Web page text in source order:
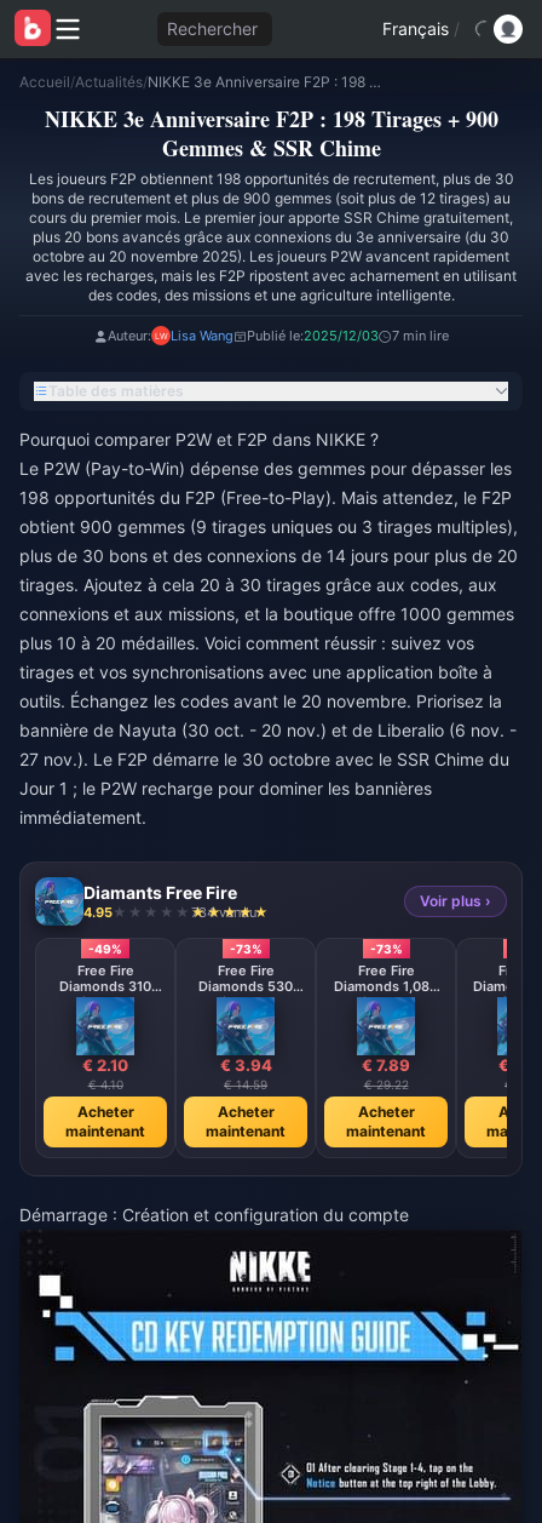
Rechercher Français /
Accueil/Actualités/ NIKKE 3e Anniversaire F2P : 198 Tirages + 900 Gemmes & SSR Chime
NIKKE 3e Anniversaire F2P : 198 Tirages + 900
Gemmes & SSR Chime
Les joueurs F2P obtiennent 198 opportunités de recrutement, plus de 30
bons de recrutement et plus de 900 gemmes (soit plus de 12 tirages) au
cours du premier mois. Le premier jour apporte SSR Chime gratuitement,
plus 20 bons avancés grâce aux connexions du 3e anniversaire (du 30
octobre au 20 novembre 2025). Les joueurs P2W avancent rapidement
avec les recharges, mais les F2P ripostent avec acharnement en utilisant
des codes, des missions et une agriculture intelligente.
Auteur: Lisa Wang Publié le:2025/12/03 7 min lire
Table des matières
Pourquoi comparer P2W et F2P dans NIKKE ?
Le P2W (Pay-to-Win) dépense des gemmes pour dépasser les
198 opportunités du F2P (Free-to-Play). Mais attendez, le F2P
obtient 900 gemmes (9 tirages uniques ou 3 tirages multiples),
plus de 30 bons et des connexions de 14 jours pour plus de 20
tirages. Ajoutez à cela 20 à 30 tirages grâce aux codes, aux
connexions et aux missions, et la boutique offre 1000 gemmes
plus 10 à 20 médailles. Voici comment réussir : suivez vos
tirages et vos synchronisations avec une application boîte à
outils. Échangez les codes avant le 20 novembre. Priorisez la
bannière de Nayuta (30 oct. - 20 nov.) et de Liberalio (6 nov. -
27 nov.). Le F2P démarre le 30 octobre avec le SSR Chime du
Jour 1 ; le P2W recharge pour dominer les bannières
immédiatement.
Diamants Free Fire
4.95 734 vendu
Voir plus ›
-49%
Free Fire
Diamonds 310
Diamonds
€ 2.10
€ 4.10
Acheter
maintenant
-73%
Free Fire
Diamonds 530
Diamonds
【Middle East
region optional】
€ 3.94
€ 14.59
Acheter
maintenant
-73%
Free Fire
Diamonds 1,080
Diamonds
【Middle East
region optional】
€ 7.89
€ 29.22
Acheter
maintenant
Free
【
region
€
€
Démarrage : Création et configuration du compte